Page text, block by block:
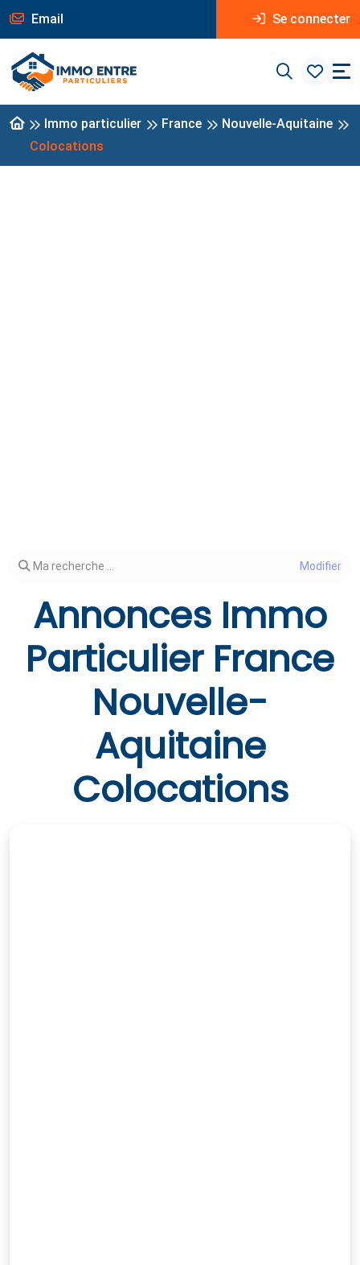
Email Se connecter
Immo particulier France
Nouvelle-Aquitaine
Colocations
Modifier votre recherche
Ma recherche ...
Annonces Immo
Particulier France
Nouvelle-
Aquitaine
Colocations